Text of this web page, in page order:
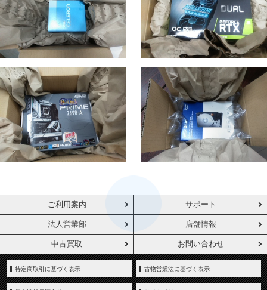
ご利用案内 サポート
法人営業部 店舗情報
中古買取 お問い合わせ
特定商取引に基づく表示 古物営業法に基づく表示